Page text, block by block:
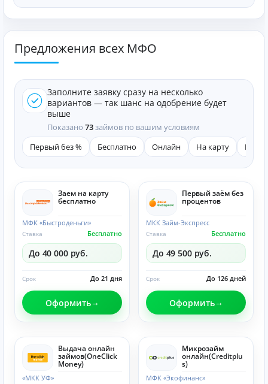
Предложения всех МФО
Заполните заявку сразу на несколько
вариантов — так шанс на одобрение будет
выше
Показано 73займов по вашим условиям
Первый без %
Бесплатно Онлайн На карту
Заем на карту
бесплатно
МФК «Быстроденьги»
Бесплатно
Ставка
До 40 000 руб.
До 21 дня
Срок
Оформить
Первый заём без
процентов
МКК Займ-Экспресс
Бесплатно
Ставка
До 49 500 руб.
До 126 дней
Срок
Оформить
Выдача онлайн
займов(OneClick
Money)
«МКК УФ»
Микрозайм
онлайн(Creditplu
s)
МФК «Экофинанс»